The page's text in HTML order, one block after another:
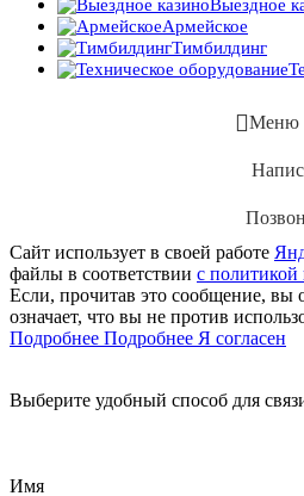
Выездное
Армейское
Тимбилдинг
Меню
Сайт использует в своей работе
файлы в соответствии с политикой
Если, прочитав это сообщение, вы
означает, что вы не против
Подробнее Подробнее Я согласен
Выберите удобный способ для
Имя